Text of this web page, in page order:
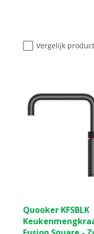
Vergelijk product
van
de
Quooker KFSBLK